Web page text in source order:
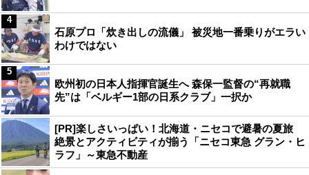
石原プロ「炊き出しの流儀」 被災地一番乗りがエラい
わけではない
4
欧州初の日本人指揮官誕生へ 森保一監督の“再就職
先”は「ベルギー1部の日系クラブ」一択か
5
[PR]楽しさいっぱい！北海道・ニセコで避暑の夏旅
絶景とアクティビティが揃う「ニセコ東急 グラン・ヒ
ラフ」～東急不動産